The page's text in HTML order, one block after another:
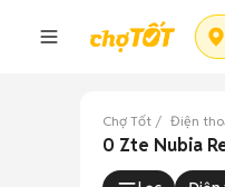
Chợ Tốt Điện
0 Zte Nubia